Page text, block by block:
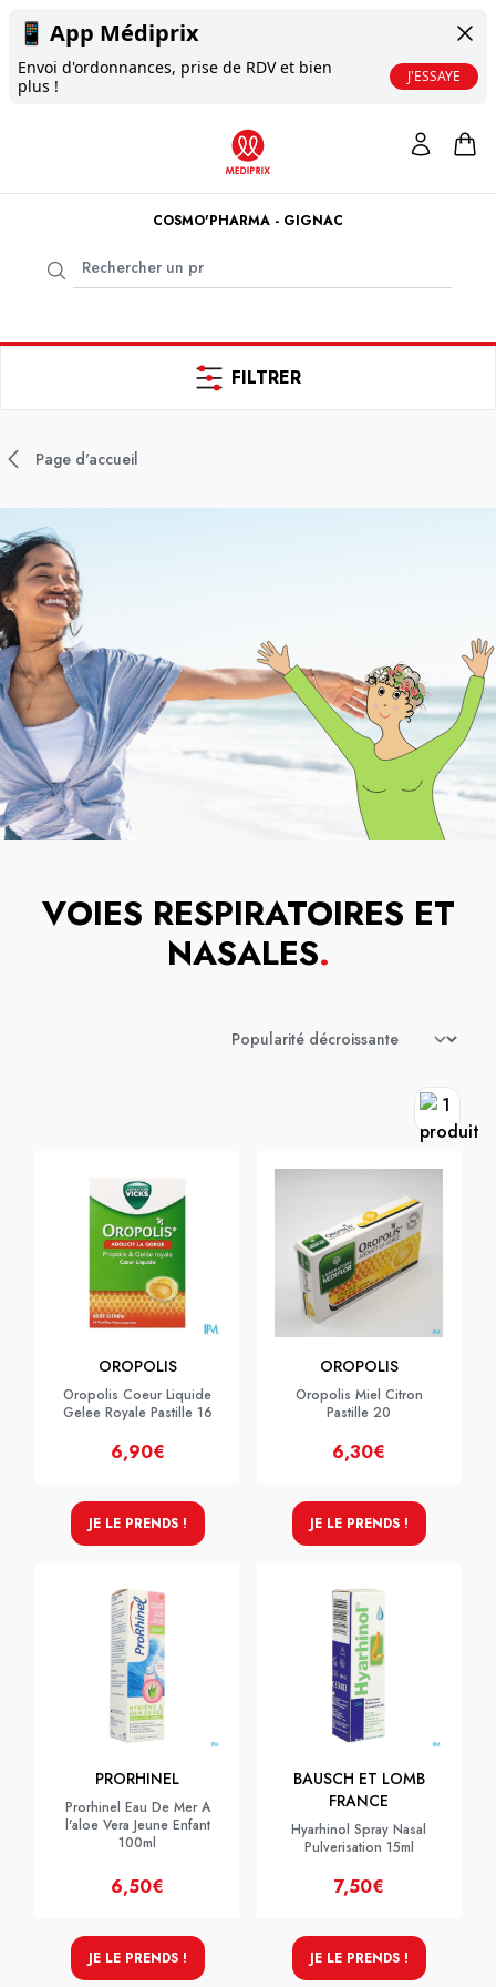
📱 App Médiprix
Envoi d'ordonnances, prise de RDV et bien
plus !
J'ESSAYE
COSMO'PHARMA - GIGNAC
FILTRER
Page d'accueil
VOIES RESPIRATOIRES ET
NASALES.
OROPOLIS
Oropolis Coeur Liquide
Gelee Royale Pastille 16
6,90€
JE LE PRENDS !
OROPOLIS
Oropolis Miel Citron
Pastille 20
6,30€
JE LE PRENDS !
PRORHINEL
Prorhinel Eau De Mer A
l'aloe Vera Jeune Enfant
100ml
6,50€
JE LE PRENDS !
BAUSCH ET LOMB
FRANCE
Hyarhinol Spray Nasal
Pulverisation 15ml
7,50€
JE LE PRENDS !